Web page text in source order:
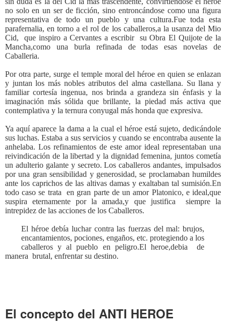
no solo en un ser de ficción, sino entroncándose como una figura
representativa de todo un pueblo y una cultura.Fue toda esta
parafernalia, en torno a el rol de los caballeros,a la usanza del Mio
Cid, que inspiro a Cervantes a escribir su Obra El Quijote de la
Mancha,como una burla refinada de todas esas novelas de
Caballeria.
Por otra parte, surge el temple moral del héroe en quien se enlazan
y juntan los más nobles atributos del alma castellana. Su llana y
familiar cortesía ingenua, nos brinda a grandeza sin énfasis y la
imaginación más sólida que brillante, la piedad más activa que
contemplativa y la ternura conyugal más honda que expresiva.
Ya aquí aparece la dama a la cual el héroe está sujeto, dedicándole
sus luchas. Estaba a sus servicios y cuando se encontraba ausente la
anhelaba. Los refinamientos de este amor ideal representaban una
reivindicación de la libertad y la dignidad femenina, juntos cometía
un adulterio galante y secreto. Los caballeros andantes, impulsados
por una gran sensibilidad y generosidad, se proclamaban humildes
ante los caprichos de las altivas damas y exaltaban tal sumisión.En
todo caso se trata en gran parte de un amor Platonico, e ideal,que
suspira eternamente por la amada,y que justifica siempre la
intrepidez de las acciones de los Caballeros.
El héroe debía luchar contra las fuerzas del mal: brujos,
encantamientos, pociones, engaños, etc. protegiendo a los
caballeros y al pueblo en peligro.El heroe,debia de
manera brutal, enfrentar su destino.
El concepto del ANTI HEROE